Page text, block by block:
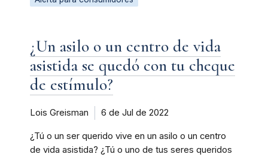
¿Un asilo o un centro de vida
asistida se quedó con tu cheque
de estímulo?
Lois Greisman 6 de Jul de 2022
¿Tú o un ser querido vive en un asilo o un centro
de vida asistida? ¿Tú o uno de tus seres queridos